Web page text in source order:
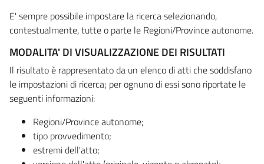
E' sempre possibile impostare la ricerca selezionando,
contestualmente, tutte o parte le Regioni/Province autonome.
MODALITA' DI VISUALIZZAZIONE DEI RISULTATI
Il risultato è rappresentato da un elenco di atti che soddisfano
le impostazioni di ricerca; per ognuno di essi sono riportate le
seguenti informazioni:
Regioni/Province autonome;
tipo provvedimento;
estremi dell'atto;